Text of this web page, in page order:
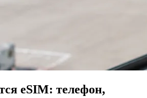
eSIM: телефон,